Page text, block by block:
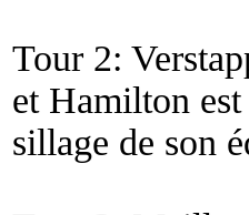
Tour 2:
et Hamilton est
sillage de son